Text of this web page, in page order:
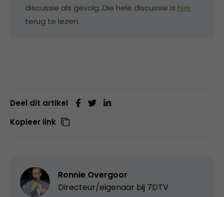
discussie als gevolg. Die hele discussie is hier
terug te lezen.
Deel dit artikel
Kopieer link
Ronnie Overgoor
Directeur/eigenaar bij 7DTV